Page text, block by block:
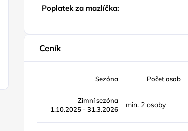
Poplatek za mazlíčka:
Ceník
Sezóna Počet osob
Zimní sezóna
1.10.2025 - 31.3.2026
min. 2 osoby